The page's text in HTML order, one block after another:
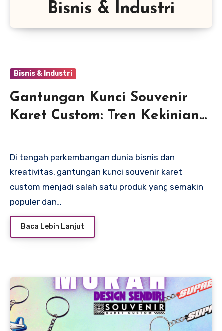
Bisnis & Industri
Bisnis & Industri
Gantungan Kunci Souvenir
Karet Custom: Tren Kekinian
Unik
Di tengah perkembangan dunia bisnis dan
kreativitas, gantungan kunci souvenir karet
custom menjadi salah satu produk yang semakin
populer dan…
Baca Lebih Lanjut